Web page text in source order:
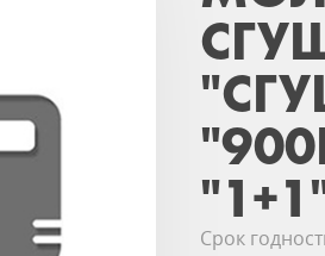
Срок